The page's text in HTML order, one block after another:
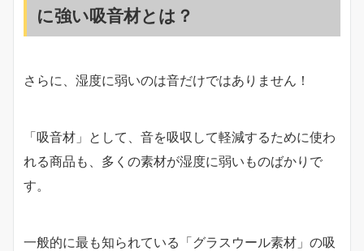
に強い吸音材とは？
さらに、湿度に弱いのは音だけではありません！
「吸音材」として、音を吸収して軽減するために使わ
れる商品も、多くの素材が湿度に弱いものばかりで
す。
一般的に最も知られている「グラスウール素材」の吸